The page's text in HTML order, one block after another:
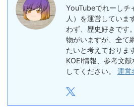
YouTubeでれーしチ
人）を運営していま
わず、歴史好きです
物がいますが、全て
たいと考えておりま
KOEI情報、参考文
してください。 運営